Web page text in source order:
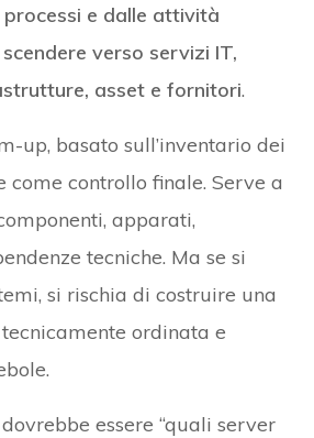
e dalle attività
verso servizi IT,
asset e fornitori.
up, basato sull’inventario dei
come controllo finale. Serve a
apparati,
tecniche. Ma se si
si rischia di costruire una
ordinata e
essere “quali server